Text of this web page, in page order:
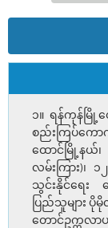
၁။ ရန်ကုန်မြို့
စည်းကြပ်ကေ
ထောင်မြို့နယ်
လမ်းကြား)၊
သွင်းနိုင်ရေး
ပြည်သူများ
တောင်ဥက္ကလ